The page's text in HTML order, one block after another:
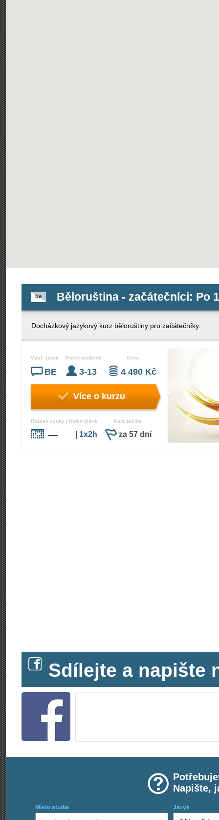
be Běloruština - začátečníci: Po
Docházkový jazykový kurz běloruštiny pro začátečníky.
Vyuč. jazyk
BE
Počet studentů
3-13
Cena
4 490 Kč
Více o kurzu
Rozsah výuky | Hodin týdně
— | 1x2h
Kurz začíná
za 57 dní
Sdílejte a napište
Napište,
Místo studia Jazyk